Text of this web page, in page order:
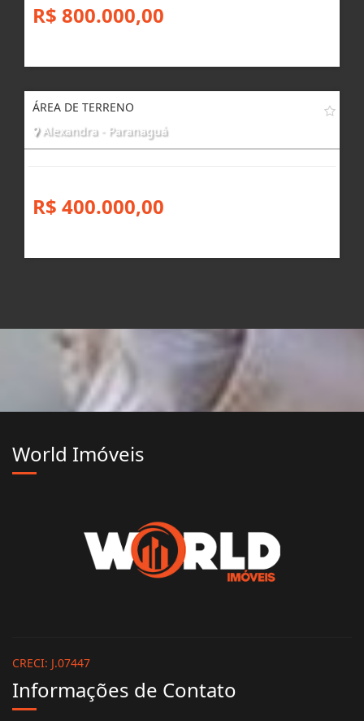
R$ 800.000,00
ÁREA DE TERRENO
Alexandra - Paranaguá
R$ 400.000,00
World Imóveis
CRECI: J.07447
Informações de Contato